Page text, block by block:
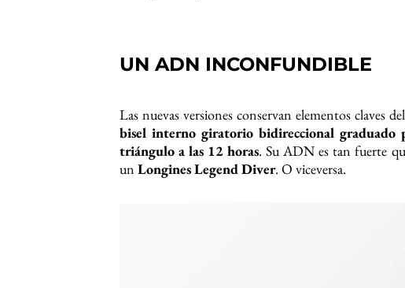
UN ADN INCONFUNDIBLE
Las nuevas versiones conservan elementos claves del
bisel interno giratorio bidireccional graduado
triángulo a las 12 horas. Su ADN es tan fuerte
un Longines Legend Diver. O viceversa.